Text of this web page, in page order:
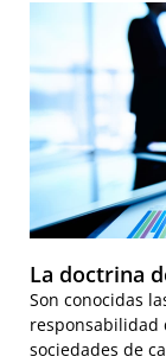
La doctrina
Son conocidas
responsabilidad
sociedades de